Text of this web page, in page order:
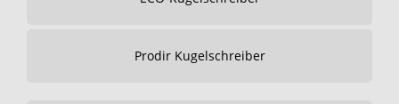
Prodir Kugelschreiber